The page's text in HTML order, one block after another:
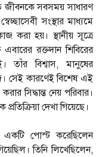
জীবনকে সবসময় সাধারণ
সংস্থার মাধ্যমে
করা হয়। স্থানীয় সূত্রে
রক্তদান শিবিরের
তাঁর বিশ্বাস, মানুষের
সেই কারণেই বিশেষ এই
সিদ্ধান্ত নেয় পরিবার।
দেখা গিয়েছে।
একটি পোস্ট করেছিলেন
তিনি লিখেছিলেন,